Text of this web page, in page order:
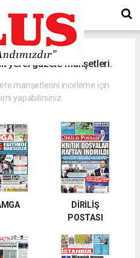
yerel gazete manşetleri.
manşetlerini inceleme için
yapabilirsiniz.
DİRİLİŞ
POSTASI